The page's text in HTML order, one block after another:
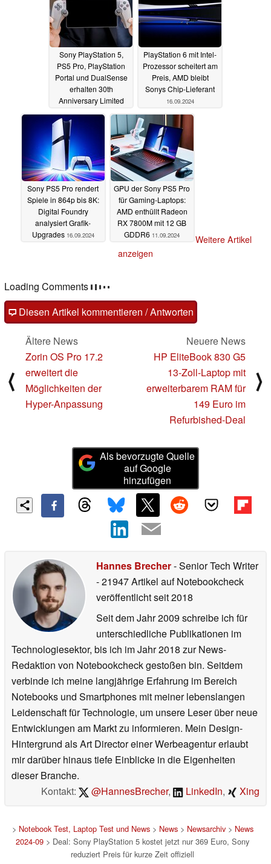
Sony PlayStation 5,
PS5 Pro, PlayStation
Portal und DualSense
erhalten 30th
Anniversary Limited
20.09.2024
PlayStation 6 mit Intel-
Prozessor scheitert am
Preis, AMD bleibt
Sonys Chip-Lieferant
16.09.2024
Sony PS5 Pro rendert
Spiele in 864p bis 8K:
Digital Foundry
analysiert Grafik-
Upgrades 16.09.2024
GPU der Sony PS5 Pro
für Gaming-Laptops:
AMD enthüllt Radeon
RX 7800M mit 12 GB
GDDR6 11.09.2024
Weitere Artikel
anzeigen
Loading Comments
Diesen Artikel kommentieren / Antworten
⟨
Ältere News
Zorin OS Pro 17.2
erweitert die
Möglichkeiten der
Hyper-Anpassung
Neuere News
HP EliteBook 830 G5
13-Zoll-Laptop mit
erweiterbarem RAM für
149 Euro im
Refurbished-Deal
⟩
Als bevorzugte Quelle
auf Google
hinzufügen
Hannes Brecher- Senior Tech Writer
- 21947 Artikel auf Notebookcheck
veröffentlichtseit 2018
Seit dem Jahr 2009 schreibe ich für
unterschiedliche Publikationen im
Technologiesektor, bis ich im Jahr 2018 zur News-
Redaktion von Notebookcheck gestoßen bin. Seitdem
verbinde ich meine langjährige Erfahrung im Bereich
Notebooks und Smartphones mit meiner lebenslangen
Leidenschaft für Technologie, um unsere Leser über neue
Entwicklungen am Markt zu informieren. Mein Design-
Hintergrund als Art Director einer Werbeagentur erlaubt
mir darüber hinaus tiefe Einblicke in die Eigenheiten
dieser Branche.
Kontakt:
@HannesBrecher, LinkedIn, Xing
> Notebook Test, Laptop Test und News> News> Newsarchiv> News
2024-09 > Deal: Sony PlayStation 5 kostet jetzt nur 369 Euro, Sony
reduziert Preis für kurze Zeit offiziell